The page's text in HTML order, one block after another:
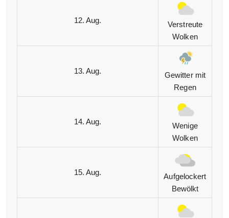
12. Aug.
Verstreute
Wolken
13. Aug.
Gewitter mit
Regen
14. Aug.
Wenige
Wolken
15. Aug.
Aufgelockert
Bewölkt